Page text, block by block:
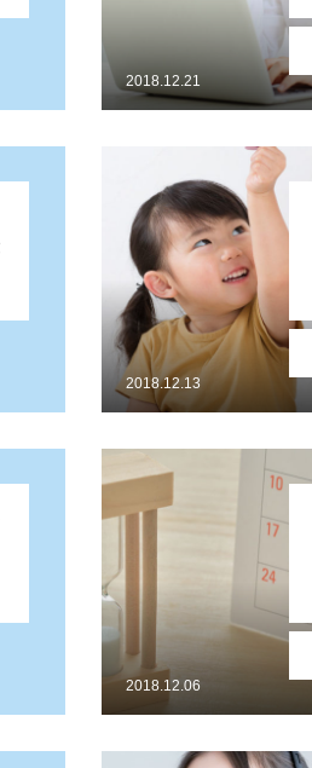
2018.12.21
2018.12.13
2018.12.06